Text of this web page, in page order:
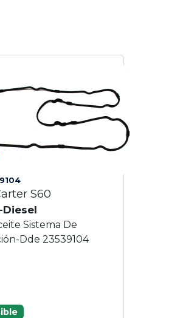
S60
Sistema De
Dde 23539104